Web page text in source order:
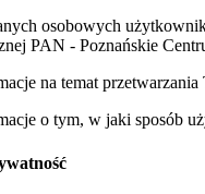
osobowych
PAN - Poznańskie
na temat
o tym, w jaki sposób